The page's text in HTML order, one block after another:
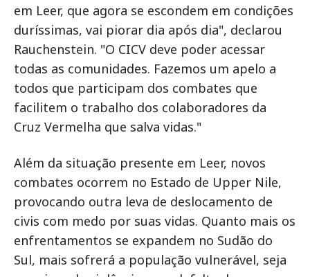
em Leer, que agora se escondem em condições
duríssimas, vai piorar dia após dia", declarou
Rauchenstein. "O CICV deve poder acessar
todas as comunidades. Fazemos um apelo a
todos que participam dos combates que
facilitem o trabalho dos colaboradores da
Cruz Vermelha que salva vidas."
Além da situação presente em Leer, novos
combates ocorrem no Estado de Upper Nile,
provocando outra leva de deslocamento de
civis com medo por suas vidas. Quanto mais os
enfrentamentos se expandem no Sudão do
Sul, mais sofrerá a população vulnerável, seja